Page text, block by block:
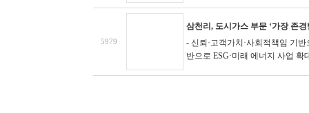
5979
삼천리, 도시가스 부문 ‘가장 존
- 신뢰·고객가치·사회적책임 기
반으로 ESG·미래 에너지 사업 확